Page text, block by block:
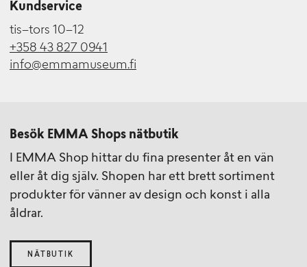
Kundservice
tis–tors 10–12
+358 43 827 0941
info@emmamuseum.fi
Besök EMMA Shops nätbutik
I EMMA Shop hittar du fina presenter åt en vän
eller åt dig själv. Shopen har ett brett sortiment
produkter för vänner av design och konst i alla
åldrar.
NÄTBUTIK